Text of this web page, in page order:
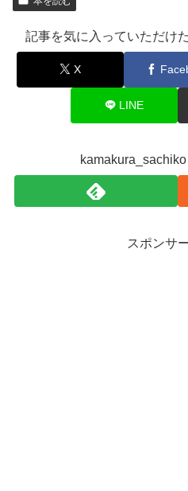
記事を気に入っていただけ
X
LINE
スポンサ